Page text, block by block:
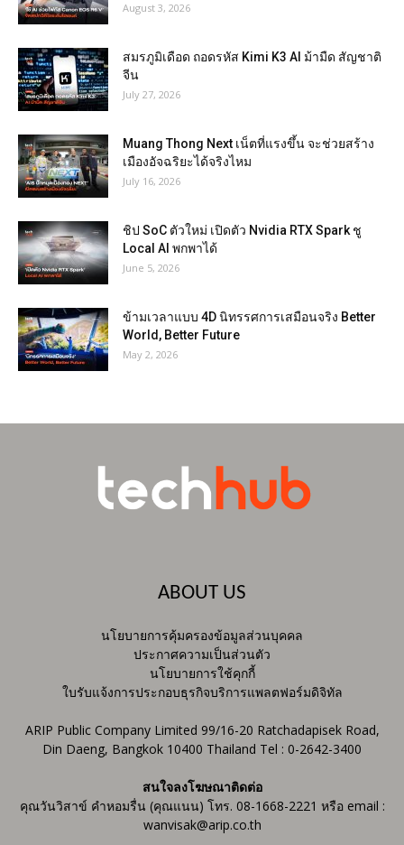
August 3, 2026
สมรภูมิเดือด ถอดรหัส Kimi K3 AI ม้ามืด สัญชาติ
จีน
July 27, 2026
Muang Thong Next เน็ตที่แรงขึ้น จะช่วยสร้าง
เมืองอัจฉริยะได้จริงไหม
July 16, 2026
ชิป SoC ตัวใหม่ เปิดตัว Nvidia RTX Spark ชู
Local AI พกพาได้
June 5, 2026
ข้ามเวลาแบบ 4D นิทรรศการเสมือนจริง Better
World, Better Future
May 2, 2026
ABOUT US
นโยบายการคุ้มครองข้อมูลส่วนบุคคล
ประกาศความเป็นส่วนตัว
นโยบายการใช้คุกกี้
ใบรับแจ้งการประกอบธุรกิจบริการแพลตฟอร์มดิจิทัล
ARIP Public Company Limited 99/16-20 Ratchadapisek Road,
Din Daeng, Bangkok 10400 Thailand Tel : 0-2642-3400
สนใจลงโฆษณาติดต่อ
คุณวันวิสาข์ คำหอมรื่น (คุณแนน) โทร. 08-1668-2221 หรือ email :
wanvisak@arip.co.th